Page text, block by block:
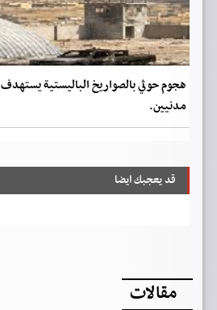
هجوم حوثي بالصواريخ الباليستية
مدنيين.
قد يعجبك ايضا
مقالات